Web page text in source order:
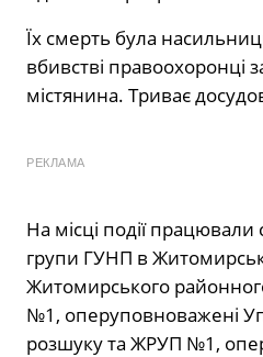
Їх смерть була
вбивстві правоохоронці
містянина. Триває
РЕКЛАМА
На місці події працювали
групи ГУНП в
Житомирського
№1, оперуповноважені
розшуку та ЖРУП №1,